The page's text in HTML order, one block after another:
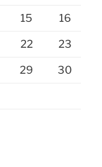
15 16
22 23
29 30